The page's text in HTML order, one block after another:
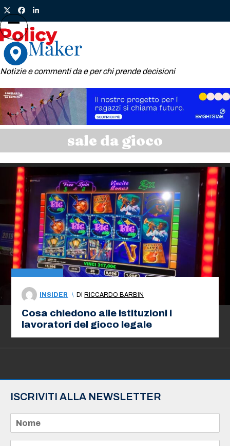
Skip
to
content
TwitterFacebook
LinkedIn
Notizie e commenti da e per chi prende decisioni
Open
mobile
menu
Close
mobile
menu
sale da gioco
INSIDER \ DI RICCARDO BARBIN
Cosa chiedono alle istituzioni i
lavoratori del gioco legale
ISCRIVITI ALLA NEWSLETTER
m
e